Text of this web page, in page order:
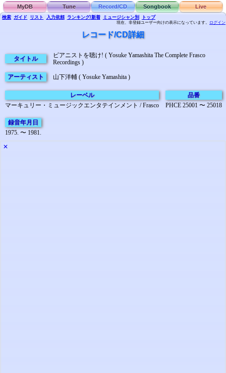
MyDB Tune Record/CD Songbook Live
検索 ガイド リスト 入力依頼 ランキング/新着 ミュージシャン別 トップ
現在、非登録ユーザー向けの表示になっています。 ログイン
レコード/CD詳細
タイトル
ピアニストを聴け! ( Yosuke Yamashita The Complete Frasco
Recordings )
アーティスト 山下洋輔 ( Yosuke Yamashita )
レーベル
マーキュリー・ミュージックエンタテインメント / Frasco
品番
PHCE 25001 〜 25018
録音年月日
1975. 〜 1981.
✕